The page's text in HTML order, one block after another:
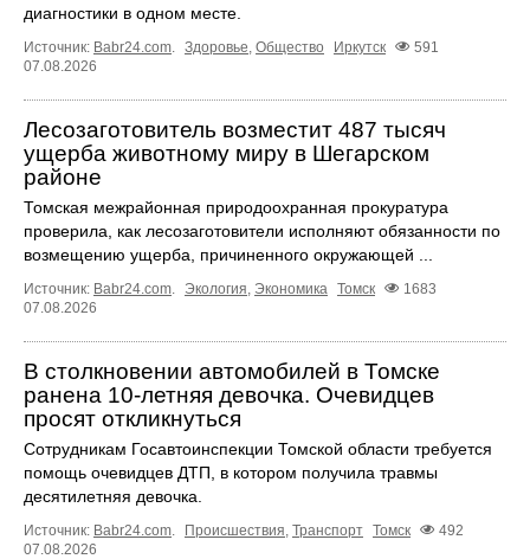
диагностики в одном месте.
Источник: Babr24.com Здоровье Общество Иркутск
591
07.08.2026
Лесозаготовитель возместит 487 тысяч
ущерба животному миру в Шегарском
районе
Томская межрайонная природоохранная прокуратура
проверила, как лесозаготовители исполняют обязанности по
возмещению ущерба, причиненного окружающей ...
Источник: Babr24.com Экология Экономика Томск
1683
07.08.2026
В столкновении автомобилей в Томске
ранена 10-летняя девочка. Очевидцев
просят откликнуться
Сотрудникам Госавтоинспекции Томской области требуется
помощь очевидцев ДТП, в котором получила травмы
десятилетняя девочка.
Источник: Babr24.com. Происшествия, Транспорт Томск
492
07.08.2026